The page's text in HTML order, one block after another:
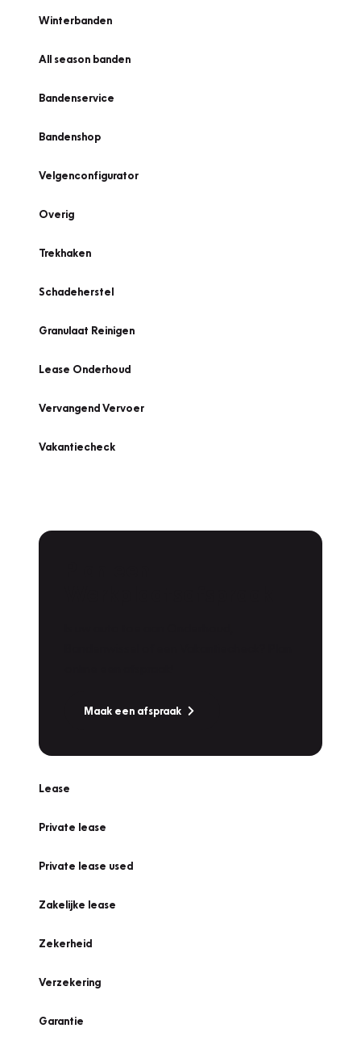
Winterbanden
All season banden
Bandenservice
Bandenshop
Velgenconfigurator
Overig
Trekhaken
Schadeherstel
Granulaat Reinigen
Lease Onderhoud
Vervangend Vervoer
Vakantiecheck
Maak een afspraak
Lease
Private lease
Private lease used
Zakelijke lease
Zekerheid
Verzekering
Garantie